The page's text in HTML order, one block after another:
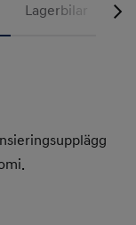
Lagerbilar